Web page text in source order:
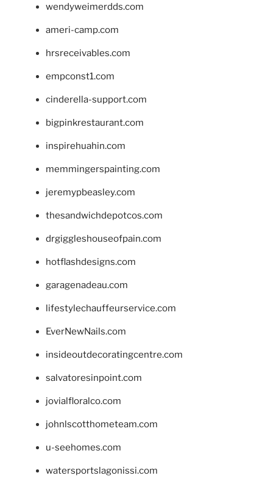
wendyweimerdds.com
ameri-camp.com
hrsreceivables.com
empconst1.com
cinderella-support.com
bigpinkrestaurant.com
inspirehuahin.com
memmingerspainting.com
jeremypbeasley.com
thesandwichdepotcos.com
drgiggleshouseofpain.com
hotflashdesigns.com
garagenadeau.com
lifestylechauffeurservice.com
EverNewNails.com
insideoutdecoratingcentre.com
salvatoresinpoint.com
jovialfloralco.com
johnlscotthometeam.com
u-seehomes.com
watersportslagonissi.com